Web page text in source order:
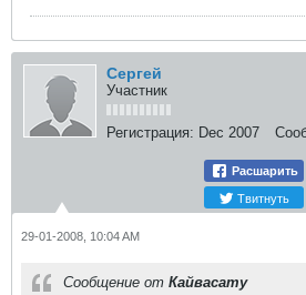
Сергей
Участник
Регистрация: Dec 2007
Расшарить
Твитнуть
29-01-2008, 10:04 AM
Сообщение от Кайвасату